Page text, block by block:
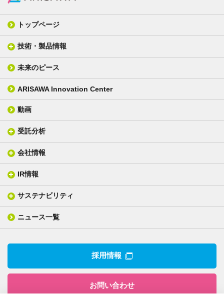
トップページ
技術・製品情報
FPC材料
カバーレイフィルム
銅張り積層板
層間接着シート
3D材料
電気絶縁・産業構造材料
織物製品
一般塗工製品
産業用構造材料
塗る
技術用語集
技術・製品情報トップ
未来のピース
ARISAWA Innovation Center
動画
受託分析
分析メニュー(事例)
分析ニュース
会社情報
会社概要
事業所
関係企業
IR情報
IR情報トップ
IRニュース
サステナビリティ
サステナビリティ・マネジメント
社会との関わり
ニュース一覧
採用情報
お問い合わせ